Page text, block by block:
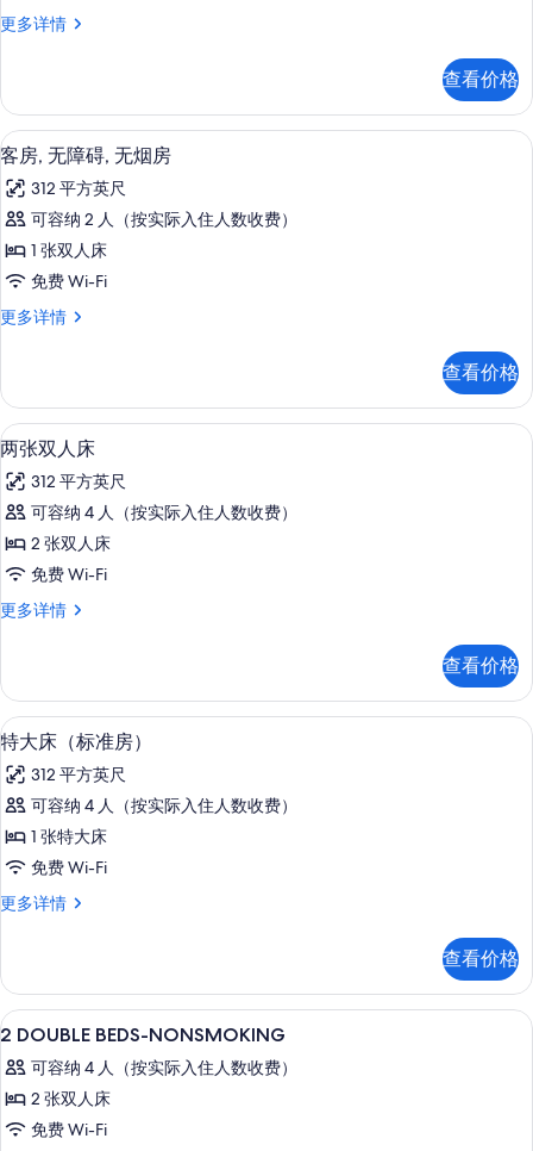
1
特
大
床
的
所
有
照
片
更多详情
行
1
张
特
床
更
信
息
查看价格
显
示
客
房,
无
碍,
烟
房
的
所
有
照
片
Select Comfort 床、客房内保险箱、
8
客房, 无障碍, 无烟房
312 平方英尺
可容纳 2 人（按实际入住人数收费）
1 张双人床
免费 Wi-Fi
更多详情
客
碍,
无
烟
更
多
息
查看价格
显
示
两
张
双
床
所
有
照
片
两张双人床 | Select Comfort 床、客
5
两张双人床
312 平方英尺
可容纳 4 人（按实际入住人数收费）
2 张双人床
免费 Wi-Fi
更多详情
两
床
更
多
息
查看价格
显
示
特
大
床
（标
准
的
所
有
照
片
Select Comfort 床、客房内保险箱、
8
特大床（标准房）
312 平方英尺
可容纳 4 人（按实际入住人数收费）
1 张特大床
免费 Wi-Fi
更多详情
特
准
房）
更
信
息
查看价格
显
示
2
DOUBLE
BEDS-
Select Comfort 床、客房内保险箱、
6
2 DOUBLE BEDS-NONSMOKING
可容纳 4 人（按实际入住人数收费）
2 张双人床
免费 Wi-Fi